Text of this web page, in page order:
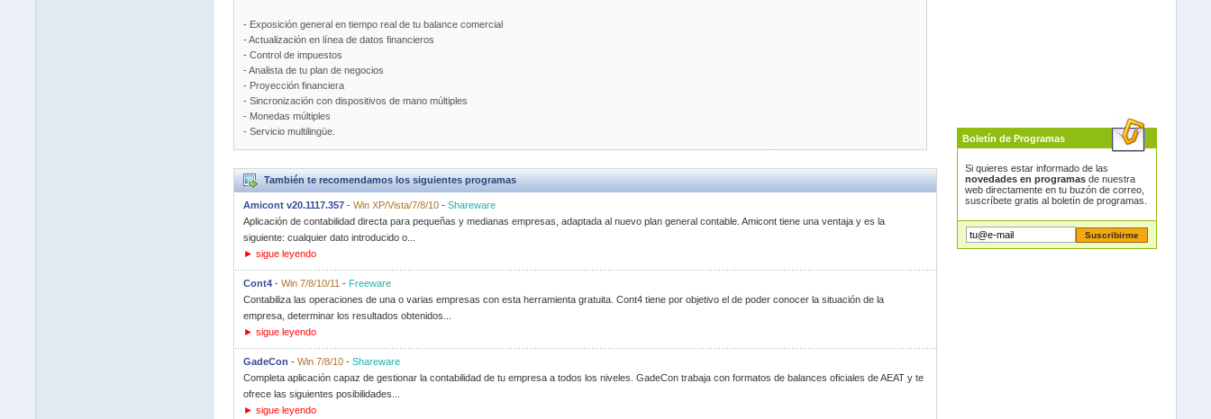
- Exposición general en tiempo real de tu balance comercial
- Actualización en línea de datos financieros
- Control de impuestos
- Analista de tu plan de negocios
- Proyección financiera
- Sincronización con dispositivos de mano múltiples
- Monedas múltiples
- Servicio multilingüe.
También te recomendamos los siguientes programas
Amicont v20.1117.357- Win XP/Vista/7/8/10- Shareware
Aplicación de contabilidad directa para pequeñas y medianas empresas, adaptada al nuevo plan general contable. Amicont tiene una ventaja y es la
siguiente: cualquier dato introducido o...
► sigue leyendo
Cont4- Win 7/8/10/11 - Freeware
Contabiliza las operaciones de una o varias empresas con esta herramienta gratuita. Cont4 tiene por objetivo el de poder conocer la situación de la
empresa, determinar los resultados obtenidos...
► sigue leyendo
GadeCon - Win 7/8/10- Shareware
Completa aplicación capaz de gestionar la contabilidad de tu empresa a todos los niveles. GadeCon trabaja con formatos de balances oficiales de AEAT y te
ofrece las siguientes posibilidades...
► sigue leyendo
Boletín de Programas
Si quieres estar informado de las
novedades en programasde nuestra
web directamente en tu buzón de correo,
suscríbete gratis al boletín de programas.